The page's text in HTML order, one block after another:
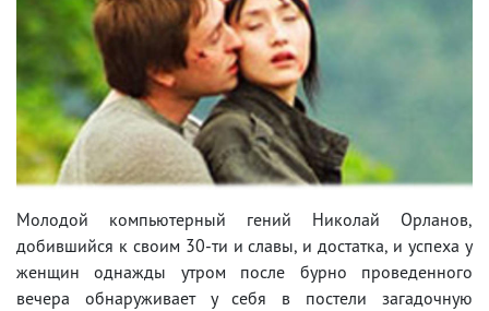
Молодой компьютерный гений Николай Орланов,
добившийся к своим 30-ти и славы, и достатка, и успеха у
женщин однажды утром после бурно проведенного
вечера обнаруживает у себя в постели загадочную